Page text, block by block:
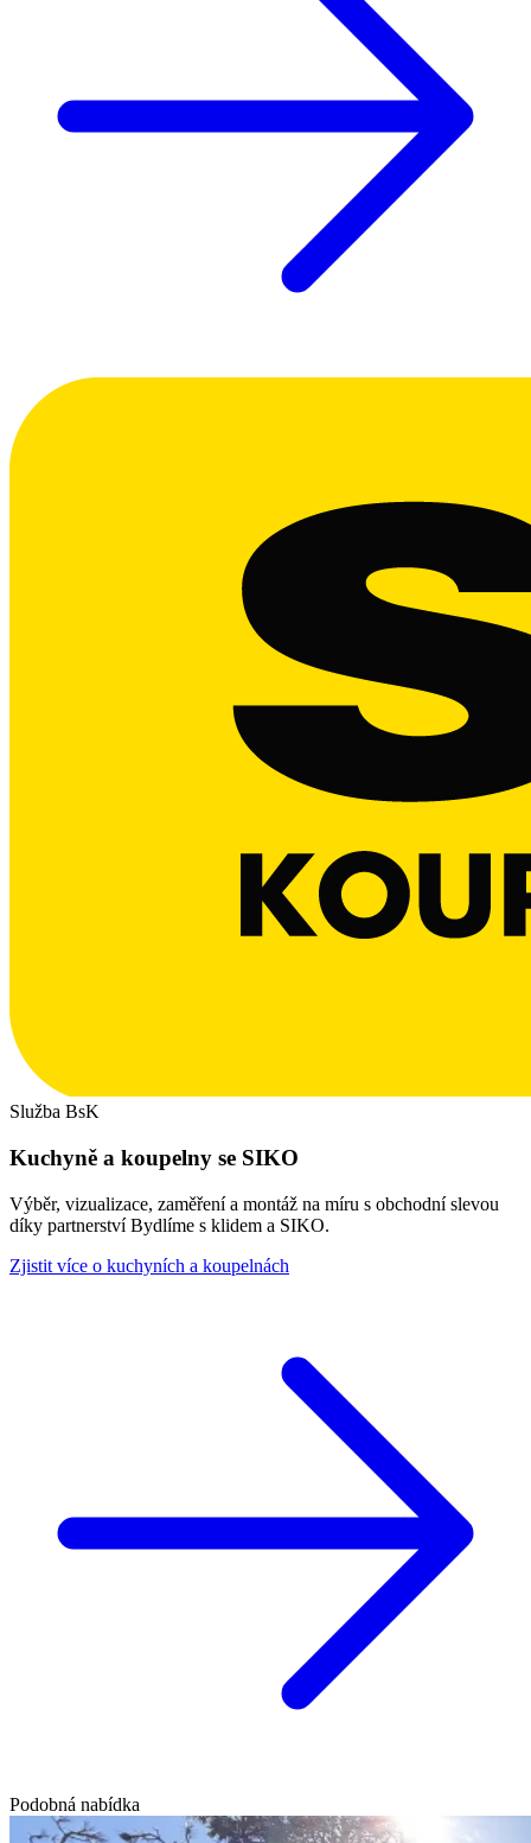
Služba BsK
Kuchyně a koupelny se SIKO
Výběr, vizualizace, zaměření a montáž na míru s obchodní slevou
díky partnerství Bydlíme s klidem a SIKO.
Zjistit více o kuchyních a koupelnách
Podobná nabídka